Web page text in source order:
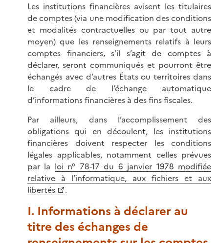
Les institutions financières avisent les titulaires
de comptes (via une modification des conditions
et modalités contractuelles ou par tout autre
moyen) que les renseignements relatifs à leurs
comptes financiers, s’il s’agit de comptes à
déclarer, seront communiqués et pourront être
échangés avec d’autres États ou territoires dans
le cadre de l’échange automatique
d’informations financières à des fins fiscales.
Par ailleurs, dans l’accomplissement des
obligations qui en découlent, les institutions
financières doivent respecter les conditions
légales applicables, notamment celles prévues
par la loi n° 78-17 du 6 janvier 1978 modifiée
relative à l’informatique, aux fichiers et aux
libertés
.
I. Informations à déclarer au
titre des échanges de